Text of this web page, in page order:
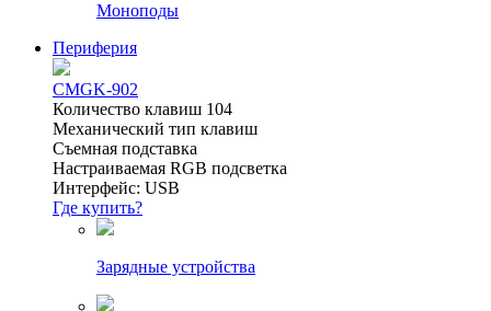
Моноподы
Периферия
CMGK-902
Количество клавиш 104
Механический тип клавиш
Съемная подставка
Настраиваемая RGB подсветка
Интерфейс: USB
Где купить?
Зарядные устройства